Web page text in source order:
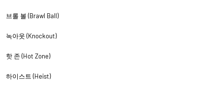
브롤 볼 (Brawl Ball)
녹아웃 (Knockout)
핫 존 (Hot Zone)
하이스트 (Heist)